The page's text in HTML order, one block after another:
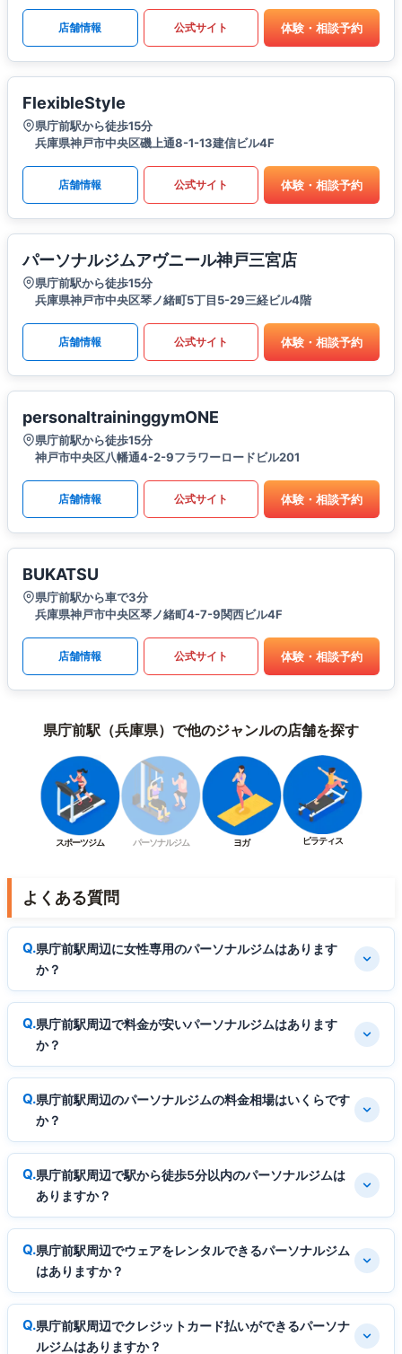
店舗情報 公式サイト 体験・相談予約
FlexibleStyle
県庁前駅から徒歩15分
兵庫県神戸市中央区磯上通8-1-13建信ビル4F
店舗情報 公式サイト 体験・相談予約
パーソナルジムアヴニール神戸三宮店
県庁前駅から徒歩15分
兵庫県神戸市中央区琴ノ緒町5丁目5-29三経ビル4階
店舗情報 公式サイト 体験・相談予約
personaltraininggymONE
県庁前駅から徒歩15分
神戸市中央区八幡通4-2-9フラワーロードビル201
店舗情報 公式サイト 体験・相談予約
BUKATSU
県庁前駅から車で3分
兵庫県神戸市中央区琴ノ緒町4-7-9関西ビル4F
店舗情報 公式サイト 体験・相談予約
県庁前駅（兵庫県）で他のジャンルの店舗を探す
スポーツジム パーソナルジム ヨガ ピラティス
よくある質問
県庁前駅周辺に女性専用のパーソナルジムはあります
か？
県庁前駅周辺で料金が安いパーソナルジムはあります
か？
県庁前駅周辺のパーソナルジムの料金相場はいくらです
か？
県庁前駅周辺で駅から徒歩5分以内のパーソナルジムは
ありますか？
県庁前駅周辺でウェアをレンタルできるパーソナルジム
はありますか？
県庁前駅周辺でクレジットカード払いができるパーソナ
ルジムはありますか？